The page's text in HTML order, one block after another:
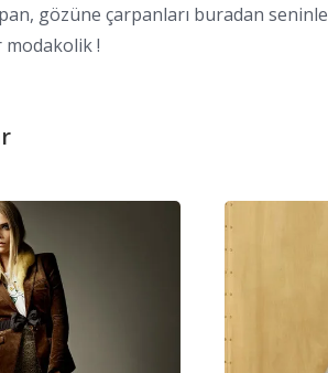
gözüne çarpanları buradan
modakolik !
Burberry
Koleksiyonu